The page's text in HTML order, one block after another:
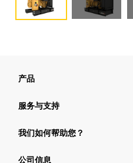
产品
服务与支持
我们如何帮助您？
公司信息